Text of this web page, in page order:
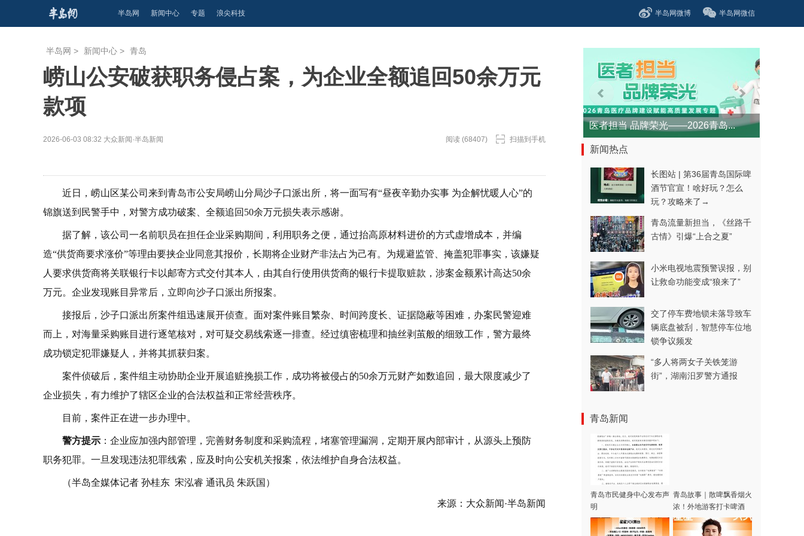
半岛网 新闻中心 专题 浪尖科技 半岛网微博 半岛网微信
半岛网 > 新闻中心 > 青岛
崂山公安破获职务侵占案，为企业全额追回50余万元
款项
2026-06-03 08:32 大众新闻·半岛新闻 阅读 (68407) 扫描到手机
近日，崂山区某公司来到青岛市公安局崂山分局沙子口派出所，将一面写有“昼夜辛勤办实事 为企解忧暖人心”的
锦旗送到民警手中，对警方成功破案、全额追回50余万元损失表示感谢。
据了解，该公司一名前职员在担任企业采购期间，利用职务之便，通过抬高原材料进价的方式虚增成本，并编
造“供货商要求涨价”等理由要挟企业同意其报价，长期将企业财产非法占为己有。为规避监管、掩盖犯罪事实，该嫌疑
人要求供货商将关联银行卡以邮寄方式交付其本人，由其自行使用供货商的银行卡提取赃款，涉案金额累计高达50余
万元。企业发现账目异常后，立即向沙子口派出所报案。
接报后，沙子口派出所案件组迅速展开侦查。面对案件账目繁杂、时间跨度长、证据隐蔽等困难，办案民警迎难
而上，对海量采购账目进行逐笔核对，对可疑交易线索逐一排查。经过缜密梳理和抽丝剥茧般的细致工作，警方最终
成功锁定犯罪嫌疑人，并将其抓获归案。
案件侦破后，案件组主动协助企业开展追赃挽损工作，成功将被侵占的50余万元财产如数追回，最大限度减少了
企业损失，有力维护了辖区企业的合法权益和正常经营秩序。
目前，案件正在进一步办理中。
警方提示 ：企业应加强内部管理，完善财务制度和采购流程，堵塞管理漏洞，定期开展内部审计，从源头上预防
职务犯罪。一旦发现违法犯罪线索，应及时向公安机关报案，依法维护自身合法权益。
（半岛全媒体记者 孙桂东 宋泓睿 通讯员 朱跃国）
来源：大众新闻·半岛新闻
医者担当 品牌荣光——2026青岛...
新闻热点
长图站 | 第36届青岛国际啤
酒节官宣！啥好玩？怎么
玩？攻略来了→
青岛流量新担当，《丝路千
古情》引爆“上合之夏”
小米电视地震预警误报，别
让救命功能变成“狼来了”
交了停车费地锁未落导致车
辆底盘被刮，智慧停车位地
锁争议频发
“多人将两女子关铁笼游
街”，湖南汨罗警方通报
青岛新闻
青岛市民健身中心发布声
明
青岛故事｜散啤飘香烟火
浓！外地游客打卡啤酒
屋，一场生日邂逅暖心合
唱